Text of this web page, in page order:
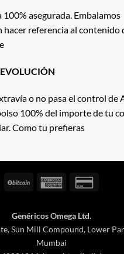
asegurada. Embalamos
hacer referencia al contenido
o no pasa el control de
100% del importe de tu
Como tu prefieras
BitCoin
American
Genéricos Omega Ltd.
Sun Mill Compound, Lower
Mumbai